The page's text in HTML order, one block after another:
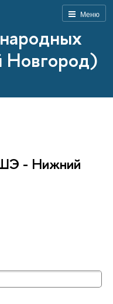
Меню
Новгород)
- Нижний